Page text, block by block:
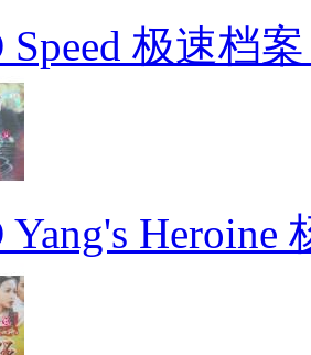
极速档
Yang's Heroine